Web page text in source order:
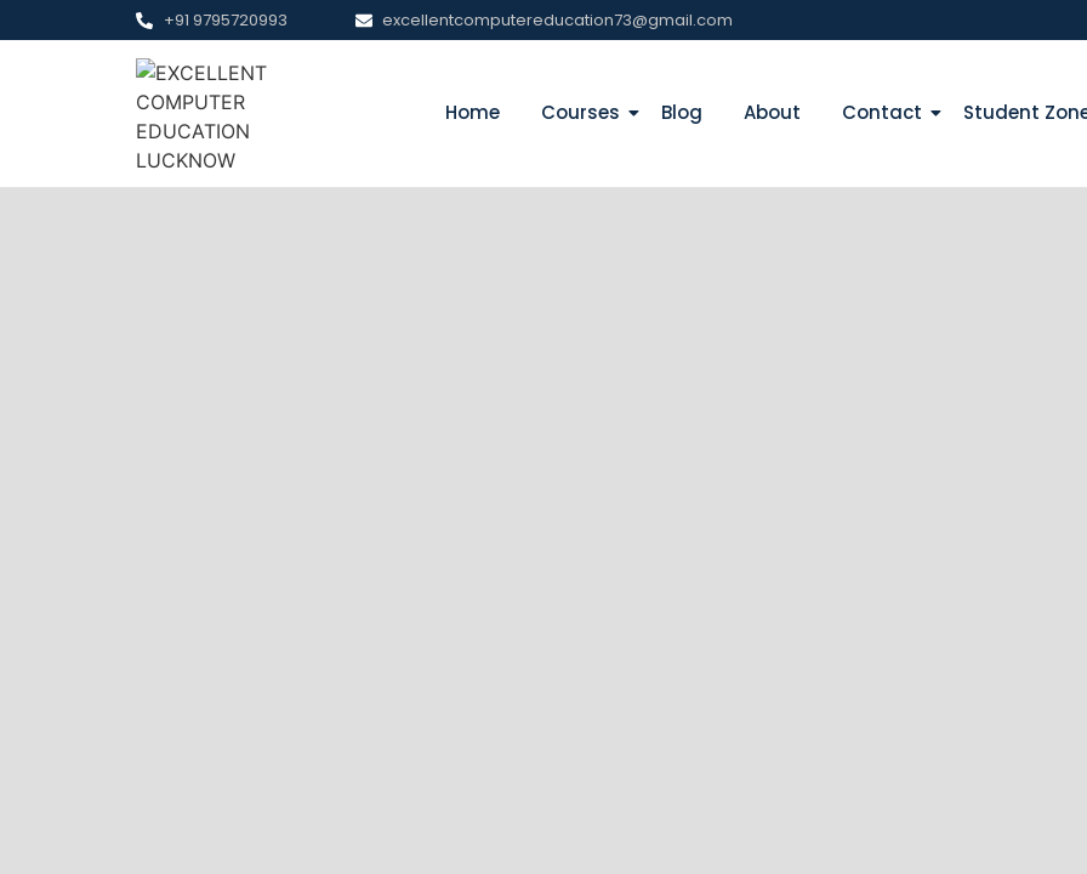
+91 9795720993 excellentcomputereducation73@gmail.com
Home Courses Blog About Contact Student